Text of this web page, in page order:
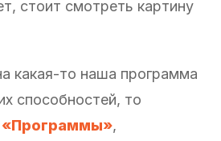
стоит смотреть картину
какая-то наша программа
способностей, то
«Программы»,